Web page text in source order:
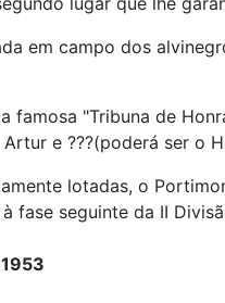
em campo dos
famosa "Tribuna de
e ???(poderá ser o
lotadas, o
fase seguinte da II